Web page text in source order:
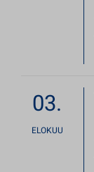
03.
ELOKUU